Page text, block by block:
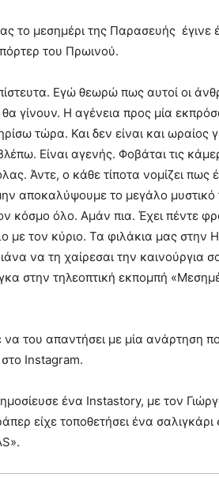
το μεσημέρι της Παρασευής
του Πρωινού.
Εγώ θεωρώ πως αυτοί οι
θα γίνουν. Η αγένεια προς μία
τώρα. Και δεν είναι και ωραίος
Είναι αγενής. Φοβάται τις
Άντε, ο κάθε τίποτα νομίζει
αποκαλύψουμε το μεγάλο
κόσμο όλο. Αμάν πια. Έχει πέντε
με τον κύριο. Τα φιλάκια μας στην
να τη χαίρεσαι την
στην τηλεοπτική εκπομπή
του απαντήσει με μία ανάρτηση
Instagram.
ένα Instastory, με τον
είχε τοποθετήσει ένα